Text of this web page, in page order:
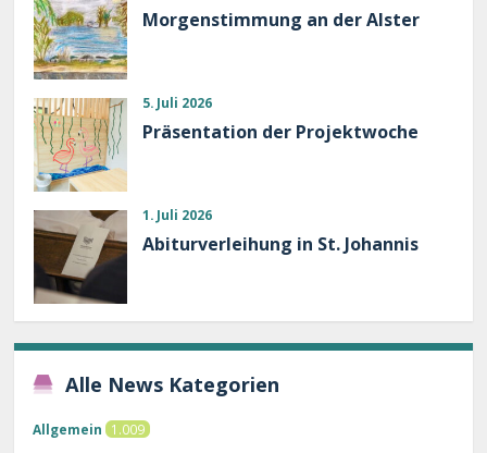
Morgenstimmung an der Alster
5. Juli 2026
Präsentation der Projektwoche
1. Juli 2026
Abiturverleihung in St. Johannis
Alle News Kategorien
Allgemein
1.009